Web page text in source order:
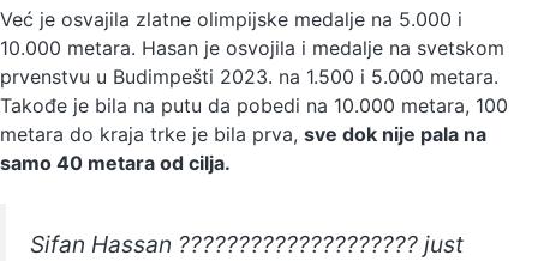
Već je osvajila zlatne olimpijske medalje na 5.000 i
10.000 metara. Hasan je osvojila i medalje na svetskom
prvenstvu u Budimpešti 2023. na 1.500 i 5.000 metara.
Takođe je bila na putu da pobedi na 10.000 metara, 100
metara do kraja trke je bila prva, sve dok nije pala na
samo 40 metara od cilja.
Sifan Hassan ???????????????????? just